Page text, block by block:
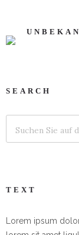
SEARCH
TEXT
Lorem ipsum